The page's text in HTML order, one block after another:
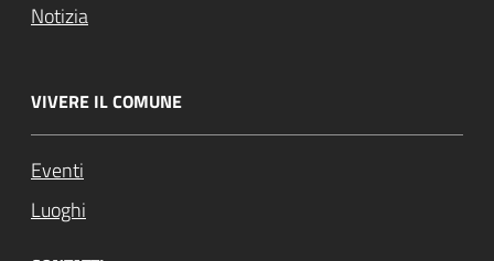
Notizia
VIVERE IL COMUNE
Eventi
Luoghi